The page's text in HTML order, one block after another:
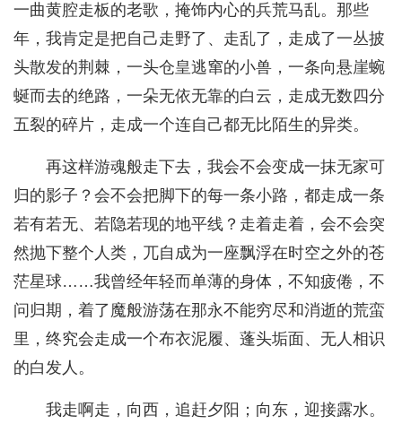
一曲黄腔走板的老歌，掩饰内心的兵荒马乱。那些
年，我肯定是把自己走野了、走乱了，走成了一丛披
头散发的荆棘，一头仓皇逃窜的小兽，一条向悬崖蜿
蜒而去的绝路，一朵无依无靠的白云，走成无数四分
五裂的碎片，走成一个连自己都无比陌生的异类。
再这样游魂般走下去，我会不会变成一抹无家可
归的影子？会不会把脚下的每一条小路，都走成一条
若有若无、若隐若现的地平线？走着走着，会不会突
然抛下整个人类，兀自成为一座飘浮在时空之外的苍
茫星球……我曾经年轻而单薄的身体，不知疲倦，不
问归期，着了魔般游荡在那永不能穷尽和消逝的荒蛮
里，终究会走成一个布衣泥履、蓬头垢面、无人相识
的白发人。
我走啊走，向西，追赶夕阳；向东，迎接露水。